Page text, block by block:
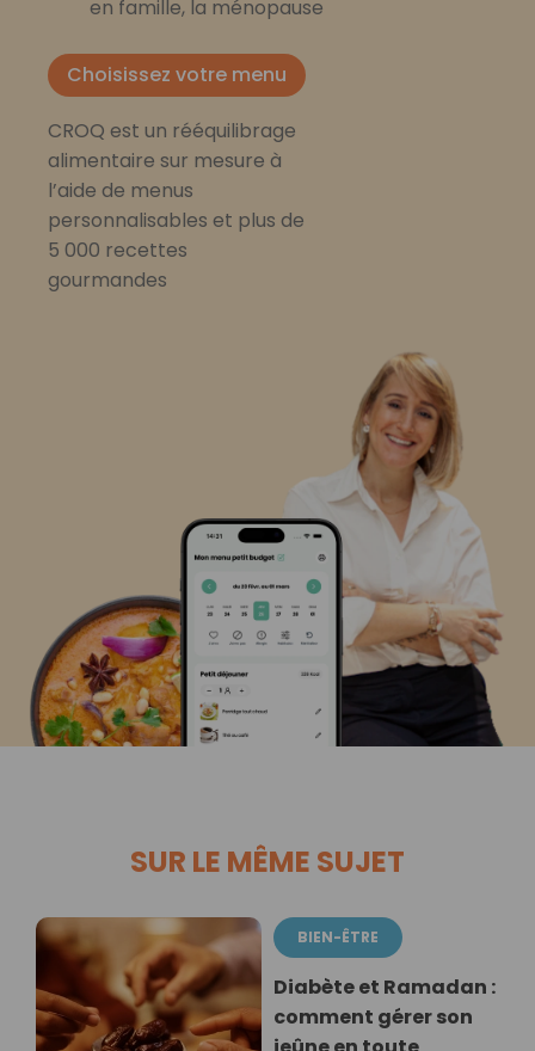
en famille, la ménopause
Choisissez votre menu
CROQ est un rééquilibrage
alimentaire sur mesure à
l’aide de menus
personnalisables et plus de
5 000 recettes
gourmandes
SUR LE MÊME SUJET
BIEN-ÊTRE
Diabète et Ramadan :
comment gérer son